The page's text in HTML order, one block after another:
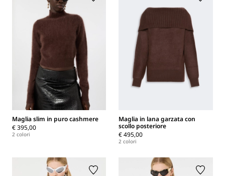
Maglia slim in puro cashmere
€ 395,00
2 colori
Maglia in lana garzata con
scollo posteriore
€ 495,00
2 colori